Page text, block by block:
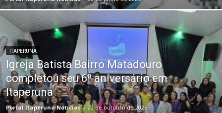
ITAPERUNA
Igreja Batista Bairro Matadouro
completou seu 6º aniversário em
Itaperuna
Portal Itaperuna Notícias - 20 de outubro de 2025